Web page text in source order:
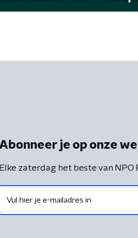
Abonneer je op onze
Elke zaterdag het beste van NPO